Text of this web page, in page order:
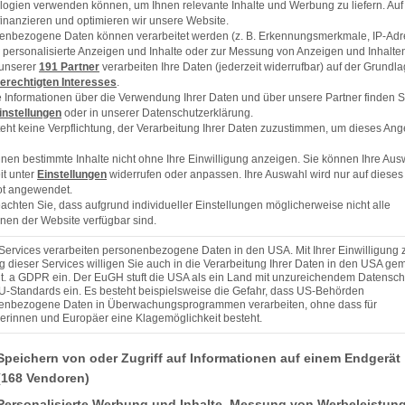
verwenden können, um Ihnen relevante Inhalte und Werbung zu liefern.
und optimieren wir unsere Website.
Daten können verarbeitet werden (z. B. Erkennungsmerkmale, IP-
personalisierte Anzeigen und Inhalte oder zur Messung von Anzeigen und
191 Partner verarbeiten Ihre Daten (jederzeit widerrufbar) auf der
Interesses.
Informationen über die Verwendung Ihrer Daten und über unsere Partner finden
oder in unserer Datenschutzerklärung.
keine Verpflichtung, der Verarbeitung Ihrer Daten zuzustimmen, um dieses
bestimmte Inhalte nicht ohne Ihre Einwilligung anzeigen. Sie können Ihre
unter Einstellungen widerrufen oder anpassen. Ihre Auswahl wird nur auf dieses
angewendet.
Sie, dass aufgrund individueller Einstellungen möglicherweise nicht alle
der Website verfügbar sind.
verarbeiten personenbezogene Daten in den USA. Mit Ihrer Einwilligung
dieser Services willigen Sie auch in die Verarbeitung Ihrer Daten in den USA
a GDPR ein. Der EuGH stuft die USA als ein Land mit unzureichendem
Standards ein. Es besteht beispielsweise die Gefahr, dass US-Behörden
Daten in Überwachungsprogrammen verarbeiten, ohne dass für
und Europäer eine Klagemöglichkeit besteht.
finden Sie eine Liste der Zwecke des IAB Transparency and Consent Framework
von oder Zugriff auf Informationen auf einem Endgerät
Vendoren)